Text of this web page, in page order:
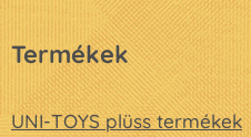
Termékek
UNI-TOYS plüss termékek